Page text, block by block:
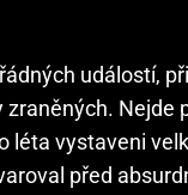
událostí,
Nejde
léta vystaveni
před